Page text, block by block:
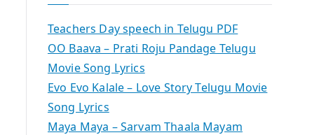
Teachers Day speech in Telugu PDF
OO Baava – Prati Roju Pandage Telugu
Movie Song Lyrics
Evo Evo Kalale – Love Story Telugu Movie
Song Lyrics
Maya Maya – Sarvam Thaala Mayam